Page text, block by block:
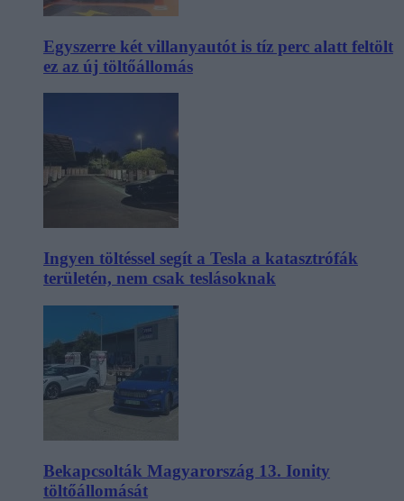
Egyszerre két villanyautót is tíz perc alatt feltölt
ez az új töltőállomás
Ingyen töltéssel segít a Tesla a katasztrófák
területén, nem csak teslásoknak
Bekapcsolták Magyarország 13. Ionity
töltőállomását